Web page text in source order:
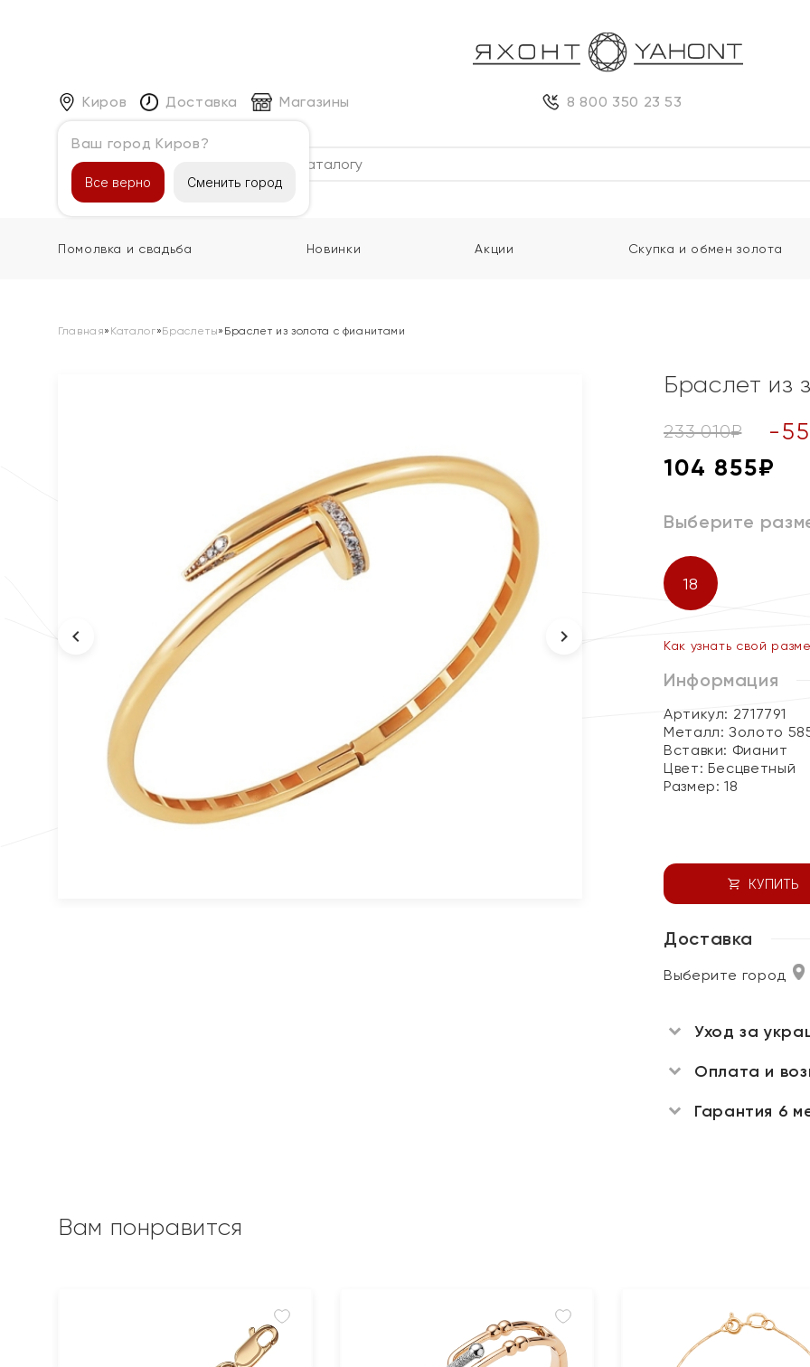
Киров
Ваш город Киров?
Все верно Сменить город
Доставка Магазины 8 800 350 23 53
Каталог
Помолвка и свадьба Новинки Акции Скупка и обмен золота
Главная» Каталог»Браслеты» Браслет из золота с фианитами
Браслет из
233 010₽ -55
104 855₽
Выберите
18
Как узнать свой
Информация
Артикул: 2717791
Металл:Золото
Вставки: Фианит
Цвет: Бесцветный
Размер:18
КУПИТЬ
Доставка
Выберите город
Уход за
Оплата и
Гарантия 6
Вам понравится